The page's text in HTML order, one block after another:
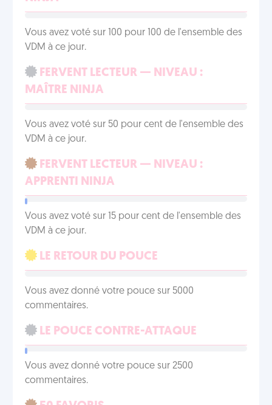
Vous avez voté sur 100 pour 100 de l'ensemble des
VDM à ce jour.
FERVENT LECTEUR — NIVEAU :
MAÎTRE NINJA
Vous avez voté sur 50 pour cent de l'ensemble des
VDM à ce jour.
FERVENT LECTEUR — NIVEAU :
APPRENTI NINJA
Vous avez voté sur 15 pour cent de l'ensemble des
VDM à ce jour.
LE RETOUR DU POUCE
Vous avez donné votre pouce sur 5000
commentaires.
LE POUCE CONTRE-ATTAQUE
Vous avez donné votre pouce sur 2500
commentaires.